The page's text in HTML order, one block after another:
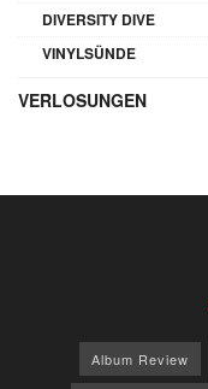
DIVERSITY DIVE
VINYLSÜNDE
VERLOSUNGEN
Album Review